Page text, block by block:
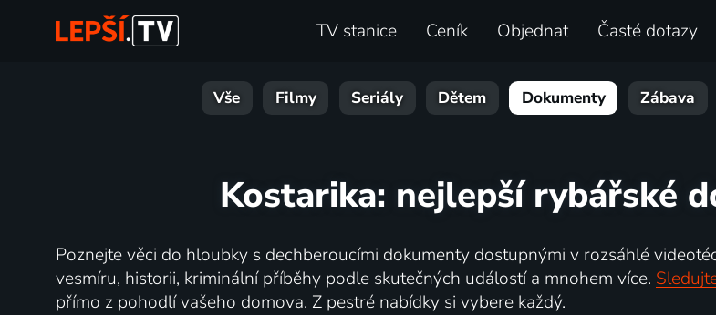
TV stanice Ceník Objednat Časté dotazy
Vše Filmy Seriály Dětem Dokumenty Zábava
Kostarika: nejlepší rybářské
Poznejte věci do hloubky s dechberoucími dokumenty dostupnými v rozsáhlé
vesmíru, historii, kriminální příběhy podle skutečných událostí a mnohem více.
přímo z pohodlí vašeho domova. Z pestré nabídky si vybere každý.